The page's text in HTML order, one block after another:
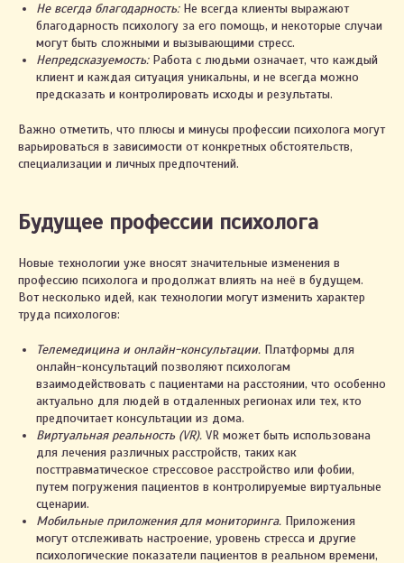
Не всегда благодарность:Не всегда клиенты выражают
благодарность психологу за его помощь, и некоторые случаи
могут быть сложными и вызывающими стресс.
Непредсказуемость:Работа с людьми означает, что каждый
клиент и каждая ситуация уникальны, и не всегда можно
предсказать и контролировать исходы и результаты.
Важно отметить, что плюсы и минусы профессии психолога могут
варьироваться в зависимости от конкретных обстоятельств,
специализации и личных предпочтений.
Будущее профессии психолога
Новые технологии уже вносят значительные изменения в
профессию психолога и продолжат влиять на неё в будущем.
Вот несколько идей, как технологии могут изменить характер
труда психологов:
Телемедицина и онлайн-консультации. Платформы для
онлайн-консультаций позволяют психологам
взаимодействовать с пациентами на расстоянии, что особенно
актуально для людей в отдаленных регионах или тех, кто
предпочитает консультации из дома.
Виртуальная реальность (VR). VR может быть использована
для лечения различных расстройств, таких как
посттравматическое стрессовое расстройство или фобии,
путем погружения пациентов в контролируемые виртуальные
сценарии.
Мобильные приложения для мониторинга. Приложения
могут отслеживать настроение, уровень стресса и другие
психологические показатели пациентов в реальном времени,
2023. ИП Автухова Марина Александровна
Св-во о государственной регистрации № 0796122
выдано Жлобинским райисполкомом 03.03.2021
Политика конфиденциальности
Интернет-сайт включён в БЕЛГИЭ
Республики Беларусь 01.11.2023 за №191590
Правила оплаты и возврата
+375 29 123-58-67